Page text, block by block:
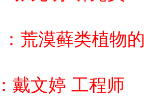
荒漠藓类植物
戴文婷 工程师